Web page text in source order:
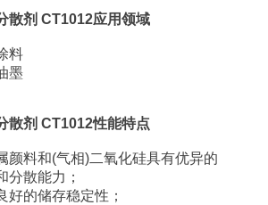
散剂 CT1012应用领域
料
墨
散剂 CT1012性能特点
颜料和(气相)二氧化硅具有优异的
分散能力；
好的储存稳定性；